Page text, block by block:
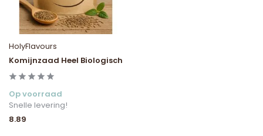
HolyFlavours
Komijnzaad Heel Biologisch
Op voorraad
Snelle levering!
8.89